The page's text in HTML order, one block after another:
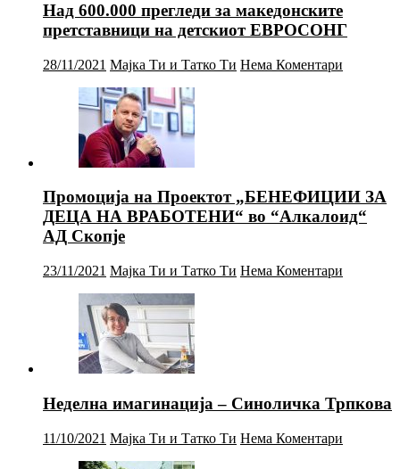
Над 600.000 прегледи за македонските
претставници на детскиот ЕВРОСОНГ
28/11/2021 Мајка Ти и Татко Ти Нема Коментари
Промоција на Проектот „БЕНЕФИЦИИ ЗА
ДЕЦА НА ВРАБОТЕНИ“ во “Алкалоид“
АД Скопје
23/11/2021 Мајка Ти и Татко Ти Нема Коментари
Неделна имагинација – Синоличка Трпкова
11/10/2021 Мајка Ти и Татко Ти Нема Коментари